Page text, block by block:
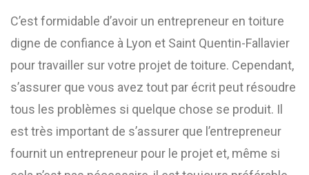
C’est formidable d’avoir un entrepreneur en toiture
digne de confiance à Lyon et Saint Quentin-Fallavier
pour travailler sur votre projet de toiture. Cependant,
s’assurer que vous avez tout par écrit peut résoudre
tous les problèmes si quelque chose se produit. Il
est très important de s’assurer que l’entrepreneur
fournit un entrepreneur pour le projet et, même si